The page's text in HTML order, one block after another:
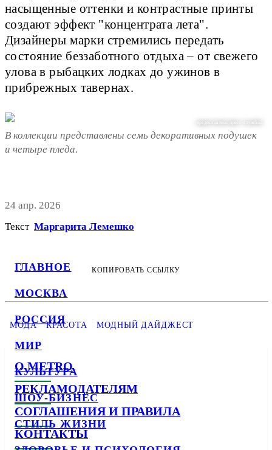
ГЛАВНОЕ
МОСКВА
РОССИЯ
МИР
КУЛЬТУРА
ШОУ-БИЗНЕС
СТИЛЬ ЖИЗНИ
насыщенные оттенки и контрастные принты
создают эффект "концентрата лета".
Дизайнеры марки стремились передать
состояние беззаботного отдыха – от свежего
улова в рыбацких лодках до ужинов в
прибрежных тавернах.
предоставлено пресс-службой
В коллекции представлены семь декоративных подушек
и четыре пледа.
24 апр. 2026
Текст Маргарита Лемешко
КОПИРОВАТЬ ССЫЛКУ
МОДА КРАСОТА МОДНЫЙ ДАЙДЖЕСТ
О METRO
РЕКЛАМОДАТЕЛЯМ
СОГЛАШЕНИЯ И ПРАВИЛА
КОНТАКТЫ